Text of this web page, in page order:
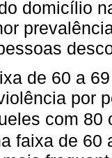
domicílio
de 60 a
por
com
faixa de 60